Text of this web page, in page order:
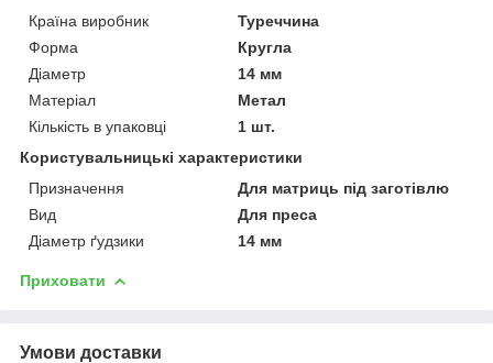
Країна виробник
Туреччина
Форма
Кругла
Діаметр
14 мм
Матеріал
Метал
Кількість в упаковці
1 шт.
Користувальницькі характеристики
Призначення
Для матриць під заготівлю
Вид
Для преса
Діаметр ґудзики
14 мм
Приховати
Умови доставки